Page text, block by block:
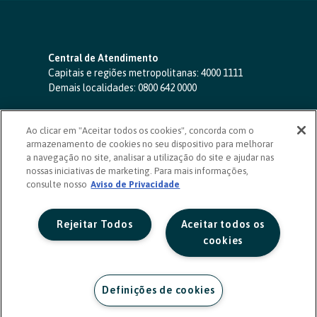
Central de Atendimento
Capitais e regiões metropolitanas: 4000 1111
Demais localidades: 0800 642 0000
SAC 24 horas-0800 724 4420
Ouvidoria
0800 725 0996
(de segunda a sexta, das 8h às 20h)
ouvidoriasicoob.com.br
Deficientes auditivos ou de fala
Ao clicar em "Aceitar todos os cookies", concorda com o
armazenamento de cookies no seu dispositivo para melhorar
a navegação no site, analisar a utilização do site e ajudar nas
nossas iniciativas de marketing. Para mais informações,
consulte nosso Aviso de Privacidade
Aceitar todos os
cookies
Rejeitar Todos
Definições de cookies